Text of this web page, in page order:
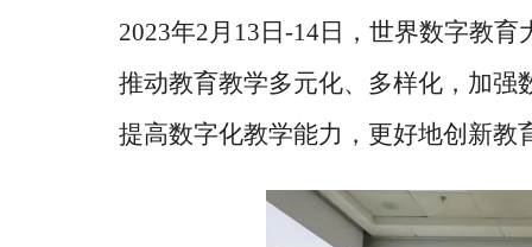
2023年2月13日-14日，世界数字教
推动教育教学多元化、多样化，加
提高数字化教学能力，更好地创新